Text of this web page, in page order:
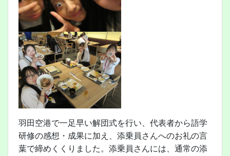
羽田空港で一足早い解団式を行い、代表者から語学
研修の感想・成果に加え、添乗員さんへのお礼の言
葉で締めくくりました。添乗員さんには、通常の添